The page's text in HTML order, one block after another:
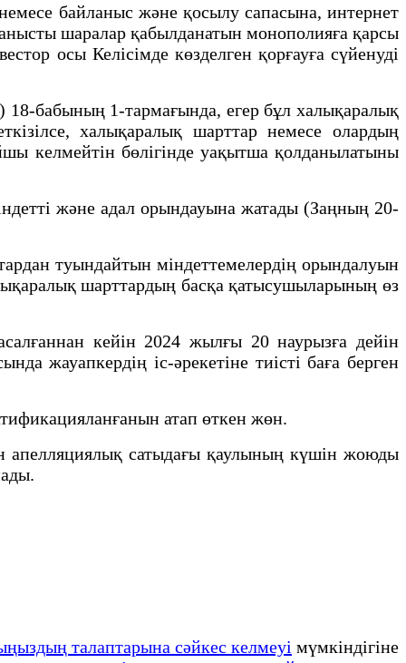
байланыс және қосылу сапасына, интернет
шаралар қабылданатын монополияға қарсы
осы Келісімде көзделген қорғауға сүйенуді
бабының 1-тармағында, егер бұл халықаралық
халықаралық шарттар немесе олардың
келмейтін бөлігінде уақытша қолданылатыны
және адал орындауына жатады (Заңның 20-
туындайтын міндеттемелердің орындалуын
шарттардың басқа қатысушыларының өз
кейін 2024 жылғы 20 наурызға дейін
жауапкердің іс-әрекетіне тиісті баға берген
атап өткен жөн.
апелляциялық сатыдағы қаулының күшін жоюды
талаптарына сәйкес келмеуі мүмкіндігіне